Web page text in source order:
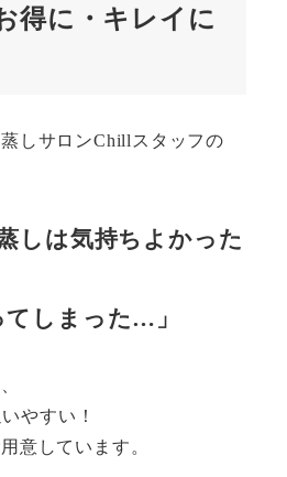
得に・キレイに
しサロンChillスタッフの
しは気持ちよかった
てしまった…」
やすい！
意しています。